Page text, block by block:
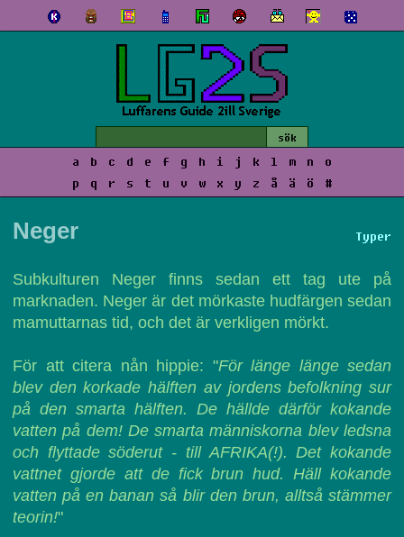
a b c d e f g h i j k l m n
o
p
q r s t u v w x y z å ä ö #
Typer
Neger
Subkulturen Neger finns sedan ett tag ute på
marknaden. Neger är det mörkaste hudfärgen sedan
mamuttarnas tid, och det är verkligen mörkt.
För att citera nån hippie: "För länge länge sedan
blev den korkade hälften av jordens befolkning sur
på den smarta hälften. De hällde därför kokande
vatten på dem! De smarta människorna blev ledsna
och flyttade söderut - till AFRIKA(!). Det kokande
vattnet gjorde att de fick brun hud. Häll kokande
vatten på en banan så blir den brun, alltså stämmer
teorin!"